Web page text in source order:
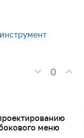
0
меню